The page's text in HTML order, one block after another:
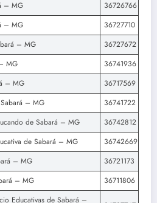
– MG
36726766
– MG
36727710
– MG
36727672
MG
36741936
– MG
36717569
– MG
36741722
de Sabará – MG
36742812
de Sabará – MG
36742669
– MG
36721173
– MG
36711806
Educativas de Sabará –